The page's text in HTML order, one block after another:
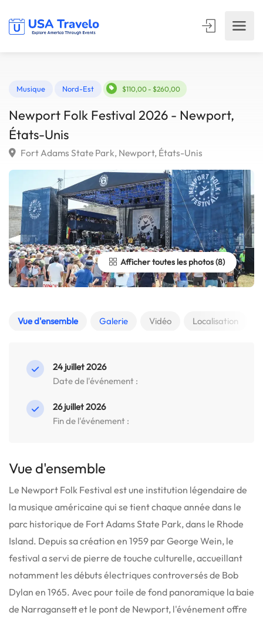
Musique $110,00 - $260,00
Newport Folk Festival 2026 - Newport,
États-Unis
Afficher toutes les photos
Vue d'ensemble Galerie Vidéo Localisation
24 juillet 2026
Date de l'événement :
26 juillet 2026
Fin de l'événement :
Vue d'ensemble
Le Newport Folk Festival est une institution légendaire de
la musique américaine qui se tient chaque année dans le
parc historique de Fort Adams State Park, dans le Rhode
Island. Depuis sa création en 1959 par George Wein, le
festival a servi de pierre de touche culturelle, accueillant
notamment les débuts électriques controversés de Bob
Dylan en 1965. Avec pour toile de fond panoramique la baie
de Narragansett et le pont de Newport, l'événement offre